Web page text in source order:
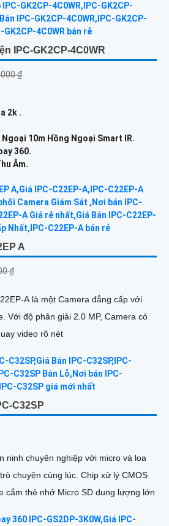
IPC-GK2CP-4C0WR
₫
2k .
Ngoại 10m Hồng Ngoại Smart IR.
360.
Âm.
A
₫
A là một Camera đẳng cấp với
video rõ nét
C32SP
ninh chuyên nghiệp với micro và loa
cùng lúc. Chip xử lý CMOS
cắm thẻ nhớ Micro SD dung lượng lớn